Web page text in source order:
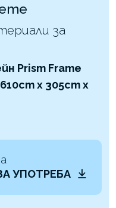
за
Prism Frame
x 305cm x
УПОТРЕБА